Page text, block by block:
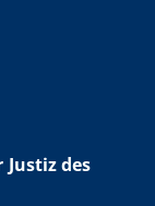
des